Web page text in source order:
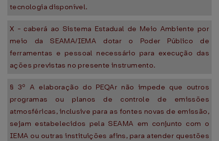
tecnologia disponível.
X - caberá ao Sistema Estadual de Meio Ambiente por
meio da SEAMA/IEMA dotar o Poder Público de
ferramentas e pessoal necessário para execução das
ações previstas no presente instrumento.
§ 3º A elaboração do PEQAr não impede que outros
programas ou planos de controle de emissões
atmosféricas, inclusive para as fontes novas de emissão,
sejam estabelecidos pela SEAMA em conjunto com o
IEMA ou outras instituições afins, para atender questões